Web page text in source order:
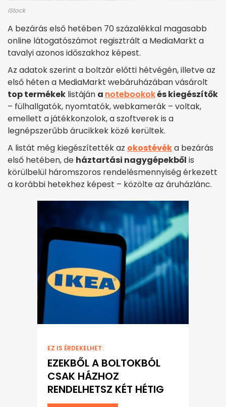
iStock
A bezárás első hetében 70 százalékkal magasabb
online látogatószámot regisztrált a MediaMarkt a
tavalyi azonos időszakhoz képest.
Az adatok szerint a boltzár előtti hétvégén, illetve az
első héten a MediaMarkt webáruházában vásárolt
top termékek listáján a notebookokés kiegészítők
– fülhallgatók, nyomtatók, webkamerák – voltak,
emellett a játékkonzolok, a szoftverek is a
legnépszerűbb árucikkek közé kerültek.
A listát még kiegészítették az okostévéka bezárás
első hetében, de háztartási nagygépekből is
körülbelül háromszoros rendelésmennyiség érkezett
a korábbi hetekhez képest – közölte az áruházlánc.
EZ IS ÉRDEKELHET:
EZEKBŐL A BOLTOKBÓL
CSAK HÁZHOZ
RENDELHETSZ KÉT HÉTIG